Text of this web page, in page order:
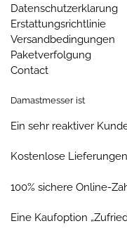
Datenschutzerklarung
Erstattungsrichtlinie
Versandbedingungen
Paketverfolgung
Contact
Damastmesser ist
Ein sehr reaktiver
Kostenlose
100% sichere Online-
Eine Kaufoption